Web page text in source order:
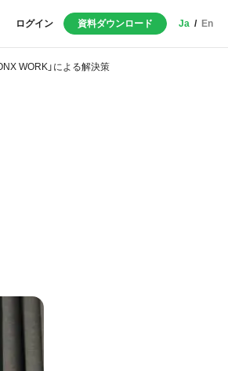
ログイン 資料ダウンロード Ja / En
WORK」による解決策